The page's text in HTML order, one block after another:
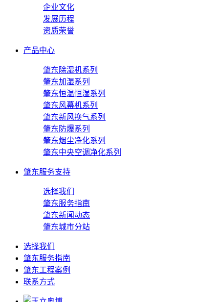
企业文化
发展历程
资质荣誉
产品中心
肇东除湿机系列
肇东加湿系列
肇东恒温恒湿系列
肇东风幕机系列
肇东新风换气系列
肇东防爆系列
肇东烟尘净化系列
肇东中央空调净化系列
肇东服务支持
选择我们
肇东服务指南
肇东新闻动态
肇东城市分站
选择我们
肇东服务指南
肇东工程案例
联系方式